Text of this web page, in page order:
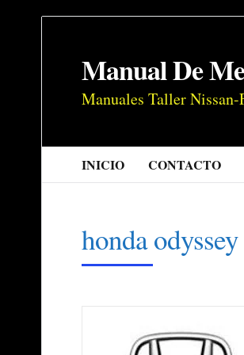
Manual De
Manuales Taller
INICIO CONTACTO
honda